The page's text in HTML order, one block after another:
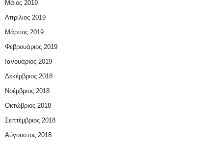
Μάιος 2019
Απρίλιος 2019
Μάρτιος 2019
Φεβρουάριος 2019
Ιανουάριος 2019
Δεκέμβριος 2018
Νοέμβριος 2018
Οκτώβριος 2018
Σεπτέμβριος 2018
Αύγουστος 2018